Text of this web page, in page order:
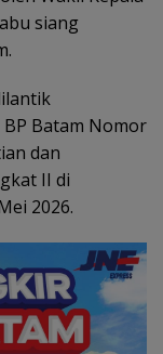
siang
Batam Nomor
dan
II di
2026.